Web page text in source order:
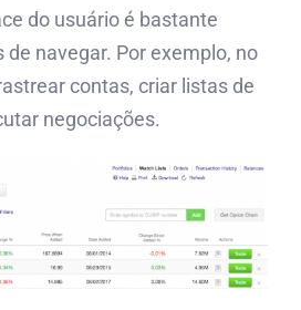
do usuário é bastante
navegar. Por exemplo, no
contas, criar listas de
negociações.